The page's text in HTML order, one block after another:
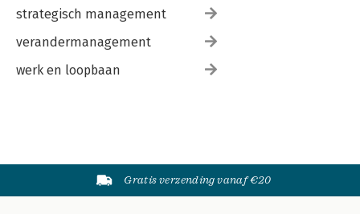
strategisch management
verandermanagement
werk en loopbaan
Gratis verzending vanaf €20